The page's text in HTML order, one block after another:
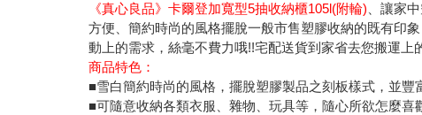
《真心良品》卡爾登加寬型5抽收納櫃105l(附輪)、讓家
方便、簡約時尚的風格擺脫一般市售塑膠收納的既有印
動上的需求，絲毫不費力哦!!宅配送貨到家省去您搬運上
商品特色：
■雪白簡約時尚的風格，擺脫塑膠製品之刻板樣式，並豐
■可隨意收納各類衣服、雜物、玩具等，隨心所欲怎麼喜